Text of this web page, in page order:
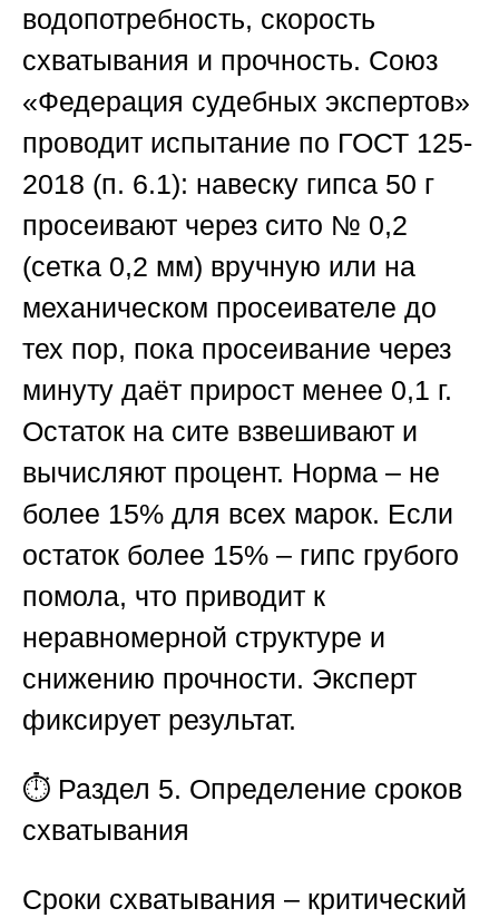
водопотребность, скорость
схватывания и прочность. Союз
«Федерация судебных экспертов»
проводит испытание по ГОСТ 125-
2018 (п. 6.1): навеску гипса 50 г
просеивают через сито № 0,2
(сетка 0,2 мм) вручную или на
механическом просеивателе до
тех пор, пока просеивание через
минуту даёт прирост менее 0,1 г.
Остаток на сите взвешивают и
вычисляют процент. Норма – не
более 15% для всех марок. Если
остаток более 15% – гипс грубого
помола, что приводит к
неравномерной структуре и
снижению прочности. Эксперт
фиксирует результат.
⏱️ Раздел 5. Определение сроков
схватывания
Сроки схватывания – критический